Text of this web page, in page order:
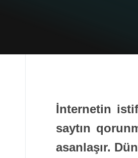
İnternetin
saytın
asanlaşır.